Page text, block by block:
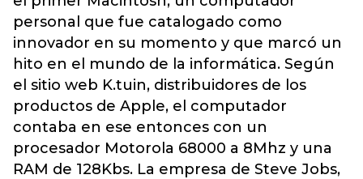
personal que fue catalogado como
innovador en su momento y que marcó un
hito en el mundo de la informática. Según
el sitio web K.tuin, distribuidores de los
productos de Apple, el computador
contaba en ese entonces con un
procesador Motorola 68000 a 8Mhz y una
RAM de 128Kbs. La empresa de Steve Jobs,